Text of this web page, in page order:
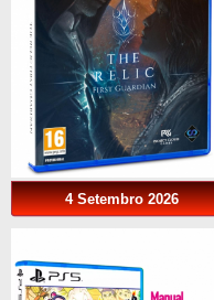
4 Setembro 2026